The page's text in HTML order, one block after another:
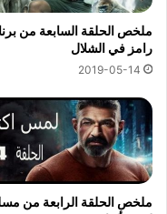
ملخص الحلقة السابعة من
رامز في الشلال
2019-05-14
ملخص الحلقة الرابعة من